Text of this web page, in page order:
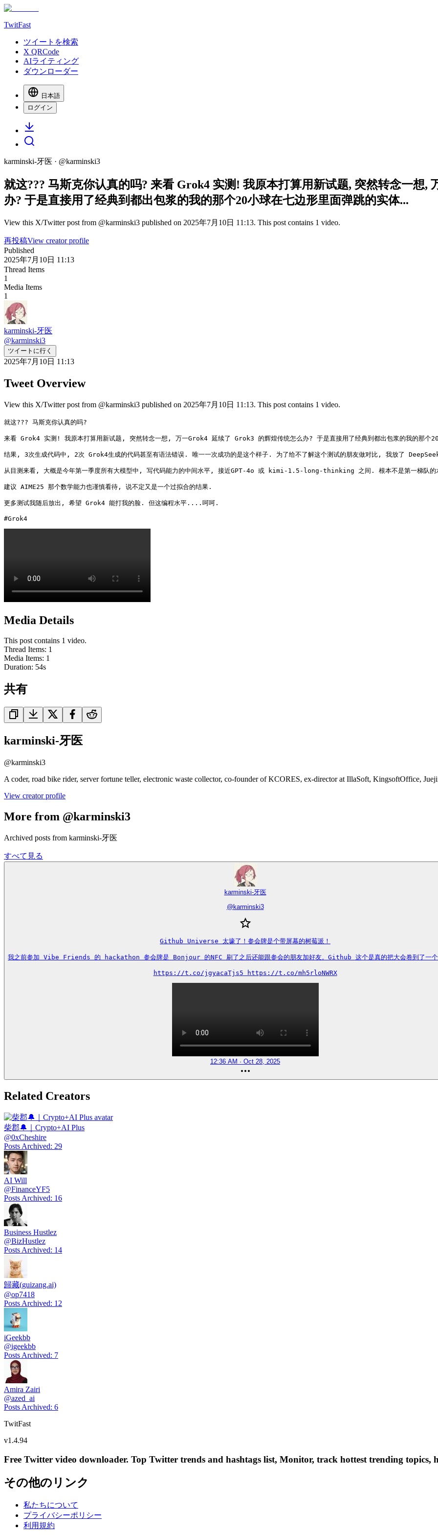
TwitFast
ツイートを検索
X QRCode
AIライティング
ダウンローダー
日本語
ログイン
karminski-牙医 · @karminski3
就这??? 马斯克你认真的吗? 来看 Grok4 实测! 我原本打算用新试题, 突然转念一想,
办? 于是直接用了经典到都出包浆的我的那个20小球在七边形里面弹跳的实体...
View this X/Twitter post from @karminski3 published on 2025年7月10日 11:13. This post contains 1 video.
再投稿View creator profile
Published
2025年7月10日 11:13
Thread Items
1
Media Items
1
karminski-牙医
@karminski3
ツイートに行く
2025年7月10日 11:13
Tweet Overview
View this X/Twitter post from @karminski3 published on 2025年7月10日 11:13. This post contains 1 video.
就这??? 马斯克你认真的吗?
来看 Grok4 实测! 我原本打算用新试题, 突然转念一想, 万一Grok4 延续了 Grok3 的辉煌传统怎么办? 于是直接用了经典到都出包浆的我的那个
结果, 3次生成代码中, 2次 Grok4生成的代码甚至有语法错误. 唯一一次成功的是这个样子. 为了给不了解这个测试的朋友做对比, 我放了
从目测来看, 大概是今年第一季度所有大模型中, 写代码能力的中间水平, 接近GPT-4o 或 kimi-1.5-long-thinking 之间. 根本不是第一
建议 AIME25 那个数学能力也谨慎看待, 说不定又是一个过拟合的结果.
更多测试我随后放出, 希望 Grok4 能打我的脸. 但这编程水平....呵呵.
#Grok4
Media Details
This post contains 1 video.
Thread Items: 1
Media Items: 1
Duration: 54s
共有
karminski-牙医
@karminski3
A coder, road bike rider, server fortune teller, electronic waste collector, co-founder of KCORES, ex-director at IllaSoft, KingsoftOffice,
View creator profile
More from @karminski3
Archived posts from karminski-牙医
すべて見る
karminski-牙医
@ karminski3
Github Universe 太壕了！参会牌是个带屏幕的树莓派！
我之前参加 Vibe Friends 的 hackathon 参会牌是 Bonjour 的NFC 刷了之后还能跟参会的朋友加好友。Github 这个是真的把大会卷到了一个
https://t.co/jgyacaTjs5 https://t.co/mh5rloNWRX
12:36 AM · Oct 28, 2025
Related Creators
柴郡🔔｜Crypto+AI Plus
@0xCheshire
Posts Archived: 29
AI Will
@FinanceYF5
Posts Archived: 16
Business Hustlez
@BizHustlez
Posts Archived: 14
歸藏(guizang.ai)
@op7418
Posts Archived: 12
iGeekbb
@igeekbb
Posts Archived: 7
Amira Zairi
@azed_ai
Posts Archived: 6
TwitFast
v1.4.94
Free Twitter video downloader. Top Twitter trends and hashtags list, Monitor, track hottest trending topics,
その他のリンク
私たちについて
プライバシーポリシー
利用規約